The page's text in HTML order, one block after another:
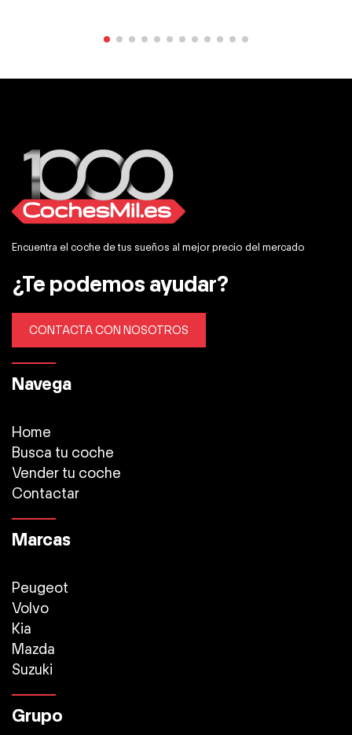
Encuentra el coche de tus sueños al mejor precio del mercado
¿Te podemos ayudar?
CONTACTA CON NOSOTROS
Navega
Home
Busca tu coche
Vender tu coche
Contactar
Marcas
Peugeot
Volvo
Kia
Mazda
Suzuki
Grupo